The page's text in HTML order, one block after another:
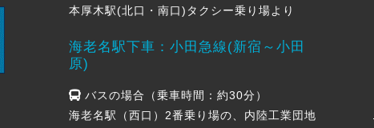
本厚木駅(北口・南口)タクシー乗り場より
海老名駅下車：小田急線(新宿～小田
原)
バスの場合（乗車時間：約30分）
海老名駅（西口）2番乗り場の、内陸工業団地